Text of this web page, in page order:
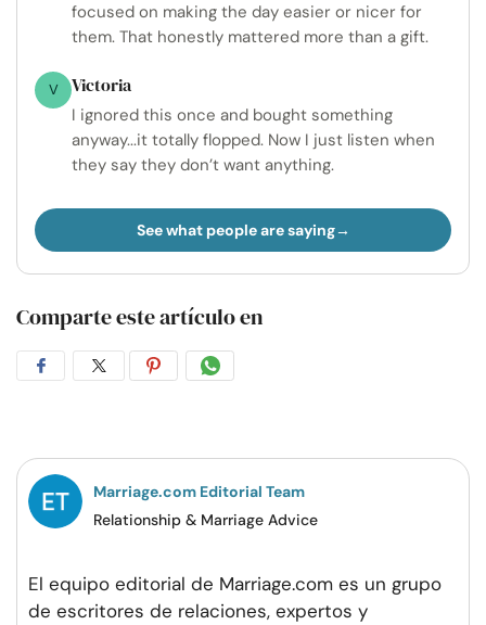
focused on making the day easier or nicer for
them. That honestly mattered more than a gift.
V Victoria
I ignored this once and bought something
anyway...it totally flopped. Now I just listen when
they say they don’t want anything.
See what people are saying
Comparte este artículo en
CompartirCompartirCompartirCompartir
Marriage.com Editorial Team
Relationship & Marriage Advice
El equipo editorial de Marriage.com es un grupo
de escritores de relaciones, expertos y